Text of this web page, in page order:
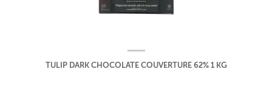
TULIP DARK CHOCOLATE COUVERTURE 62% 1 KG